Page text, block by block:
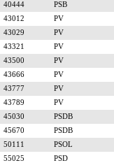
40444
PSB
43012
PV
43029
PV
43321
PV
43500
PV
43666
PV
43777
PV
43789
PV
45030
PSDB
45670
PSDB
50111
PSOL
55025
PSD